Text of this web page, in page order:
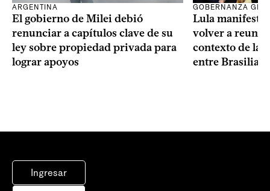
ARGENTINA
El gobierno de Milei debió
renunciar a capítulos clave de su
ley sobre propiedad privada para
lograr apoyos
GOBERNANZA
Lula manifestó
volver a
contexto de la
entre Brasilia
Ingresar